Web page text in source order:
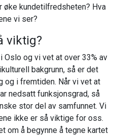
øke kundetilfredsheten? Hva
vi ser?
viktig?
Oslo og vi vet at over 33% av
bakgrunn, så er det
og i fremtiden. Når vi vet at
nedsatt funksjonsgrad, så
stor del av samfunnet. Vi
ikke er så viktige for oss.
om å begynne å tegne kartet